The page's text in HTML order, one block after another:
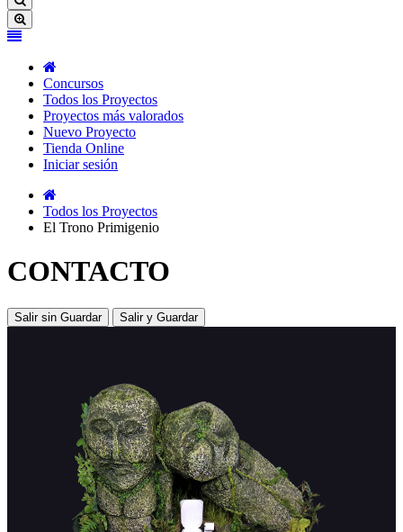
Concursos
Todos los Proyectos
Proyectos más valorados
Nuevo Proyecto
Tienda Online
Iniciar sesión
Todos los Proyectos
El Trono Primigenio
CONTACTO